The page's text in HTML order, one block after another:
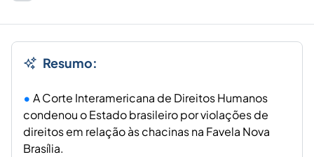
Resumo:
A Corte Interamericana de Direitos Humanos
condenou o Estado brasileiro por violações de
direitos em relação às chacinas na Favela Nova
Brasília.